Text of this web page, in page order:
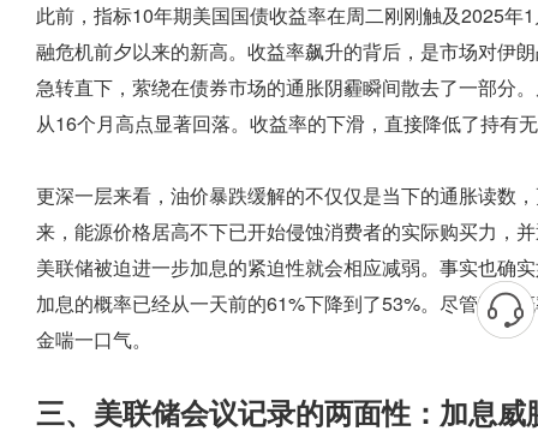
此前，指标10年期美国国债收益率在周二刚刚触及2025
融危机前夕以来的新高。收益率飙升的背后，是市场对伊
急转直下，萦绕在债券市场的通胀阴霾瞬间散去了一部分
从16个月高点显著回落。收益率的下滑，直接降低了持有
更深一层来看，油价暴跌缓解的不仅仅是当下的通胀读数
来，能源价格居高不下已开始侵蚀消费者的实际购买力，
美联储被迫进一步加息的紧迫性就会相应减弱。事实也确
加息的概率已经从一天前的61%下降到了53%。尽管这个
金喘一口气。
三、美联储会议记录的两面性：加息威